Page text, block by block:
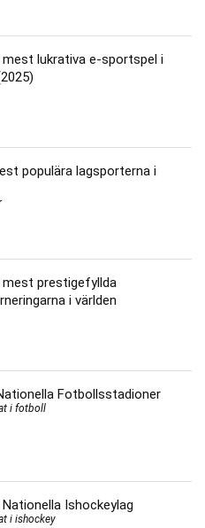
mest lukrativa e-sportspel i
populära lagsporterna i
mest prestigefyllda
i världen
Fotbollsstadioner
i fotboll
Ishockeylag
i ishockey